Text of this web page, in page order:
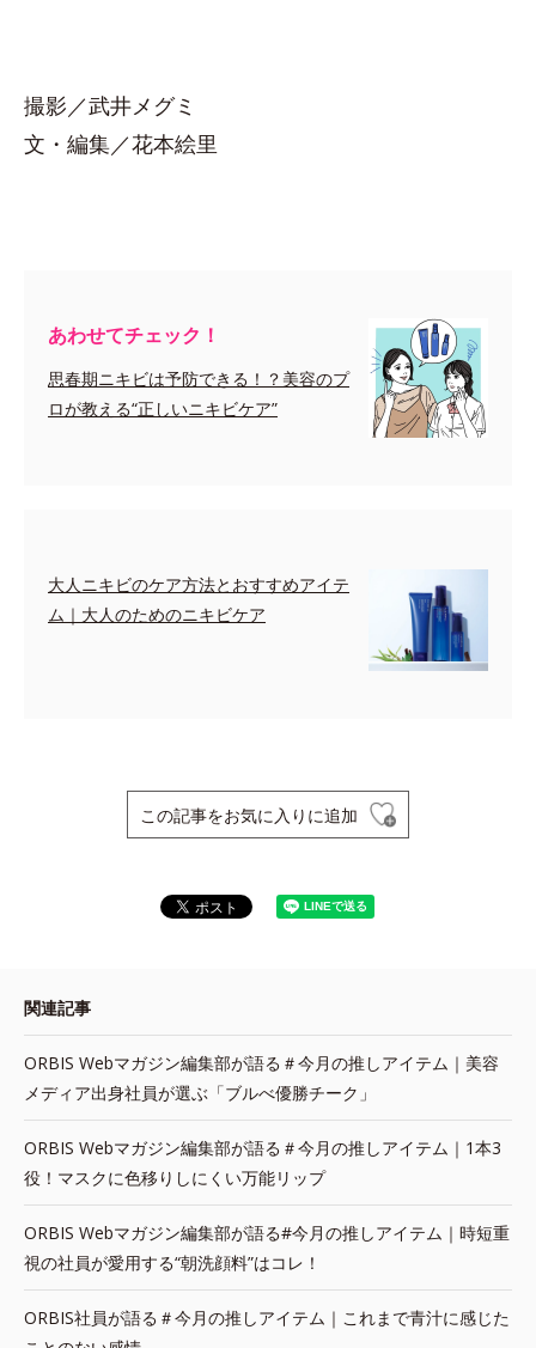
撮影／武井メグミ
文・編集／花本絵里
あわせてチェック！
思春期ニキビは予防できる！？美容のプ
ロが教える“正しいニキビケア”
大人ニキビのケア方法とおすすめアイテ
ム｜大人のためのニキビケア
この記事をお気に入りに追加
関連記事
ORBIS Webマガジン編集部が語る＃今月の推しアイテム｜美容
メディア出身社員が選ぶ「ブルべ優勝チーク」
ORBIS Webマガジン編集部が語る＃今月の推しアイテム｜1本3
役！マスクに色移りしにくい万能リップ
ORBIS Webマガジン編集部が語る#今月の推しアイテム｜時短重
視の社員が愛用する“朝洗顔料”はコレ！
ORBIS社員が語る＃今月の推しアイテム｜これまで青汁に感じた